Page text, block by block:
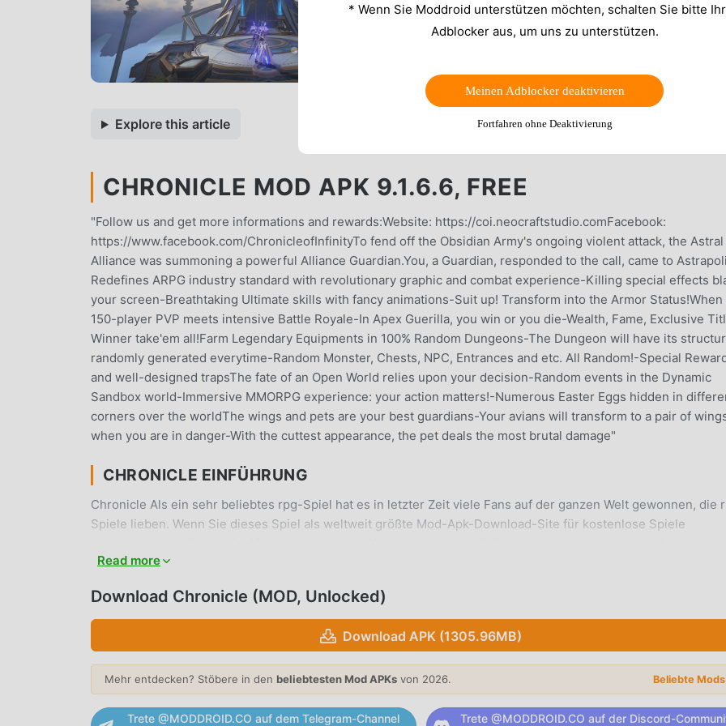
Explore this article
CHRONICLE MOD APK 9.1.6.6, FREE
"Follow us and get more informations and rewards:Website: https://coi.neocraftstudio.comFacebook:
https://www.facebook.com/ChronicleofInfinityTo fend off the Obsidian Army's ongoing violent attack, the Astral
Alliance was summoning a powerful Alliance Guardian.You, a Guardian, responded to the call, came to
Redefines ARPG industry standard with revolutionary graphic and combat experience-Killing special effects
your screen-Breathtaking Ultimate skills with fancy animations-Suit up! Transform into the Armor Status!When
150-player PVP meets intensive Battle Royale-In Apex Guerilla, you win or you die-Wealth, Fame, Exclusive
Winner take'em all!Farm Legendary Equipments in 100% Random Dungeons-The Dungeon will have its
randomly generated everytime-Random Monster, Chests, NPC, Entrances and etc. All Random!-Special
and well-designed trapsThe fate of an Open World relies upon your decision-Random events in the Dynamic
Sandbox world-Immersive MMORPG experience: your action matters!-Numerous Easter Eggs hidden in
corners over the worldThe wings and pets are your best guardians-Your avians will transform to a pair of
when you are in danger-With the cuttest appearance, the pet deals the most brutal damage"
CHRONICLE EINFÜHRUNG
Chronicle Als ein sehr beliebtes rpg-Spiel hat es in letzter Zeit viele Fans auf der ganzen Welt gewonnen, die
Spiele lieben. Wenn Sie dieses Spiel als weltweit größte Mod-Apk-Download-Site für kostenlose Spiele
Chronicle 9.1.6.6 kostenlos zur Verfügung, sondern stellt auch Free mod kostenlos zur Verfügung, was Ihnen
Freude zu genießen, die das Spiel selbst mit sich bringt. moddroid verspricht, dass jeder Chronicle -Mod den
Spielern keine Gebühren in Rechnung stellt und 100 % sicher, verfügbar und kostenlos zu installieren ist.
Sie einfach den Moddroid-Client herunter, Sie können Chronicle 9.1.6.6 mit einem Klick herunterladen und
EINZIGARTIGES GAMEPLAY
Read more
Download Chronicle (MOD, Unlocked)
Download APK (1305.96MB)
Mehr entdecken? Stöbere in den beliebtesten Mod APKs von 2026. Beliebte
Trete @MODDROID.CO auf dem Telegram-Channel
Trete @MODDROID.CO auf der Discord-
* Wenn Sie Moddroid unterstützen möchten, schalten Sie bitte
Adblocker aus, um uns zu unterstützen.
Meinen Adblocker deaktivieren
Fortfahren ohne Deaktivierung